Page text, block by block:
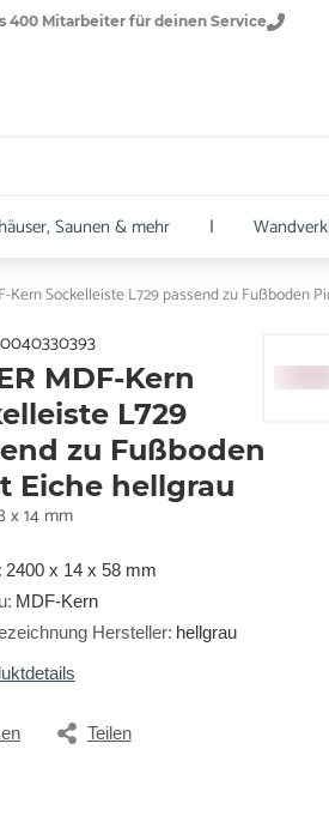
400 Mitarbeiter für deinen Service
Saunen & mehr |
Kern Sockelleiste L729 passend zu Fußboden
MDF-Kern
L729
zu Fußboden
Eiche hellgrau
x 14 mm
2400 x 14 x 58 mm
: MDF-Kern
Hersteller: hellgrau
Teilen